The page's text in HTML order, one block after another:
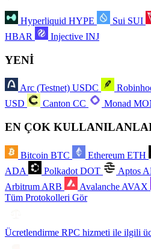
Hyperliquid HYPE Sui SUI
HBAR
Injective INJ
YENİ
Arc (Testnet) USDC
USD
Canton CC Monad
EN ÇOK
Bitcoin BTC Ethereum ETH
ADA
Polkadot DOT Aptos
Arbitrum ARB Avalanche AVAX
Tüm Protokolleri Gör
Ücretlendirme RPC hizmeti ile ilgili